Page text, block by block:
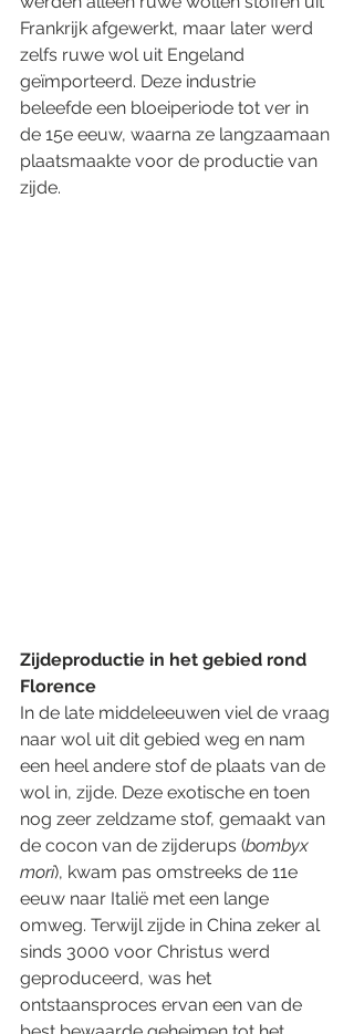
Frankrijk afgewerkt, maar later werd
zelfs ruwe wol uit Engeland
geïmporteerd. Deze industrie
beleefde een bloeiperiode tot ver in
de 15e eeuw, waarna ze langzaamaan
plaatsmaakte voor de productie van
zijde.
Zijdeproductie in het gebied rond
Florence
In de late middeleeuwen viel de vraag
naar wol uit dit gebied weg en nam
een heel andere stof de plaats van de
wol in, zijde. Deze exotische en toen
nog zeer zeldzame stof, gemaakt van
de cocon van de zijderups (bombyx
mori), kwam pas omstreeks de 11e
eeuw naar Italië met een lange
omweg. Terwijl zijde in China zeker al
sinds 3000 voor Christus werd
geproduceerd, was het
ontstaansproces ervan een van de